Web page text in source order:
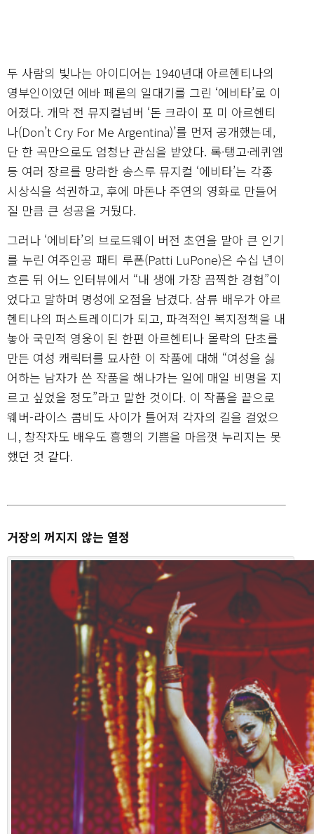
두 사람의 빛나는 아이디어는 1940년대 아르헨티나의
영부인이었던 에바 페론의 일대기를 그린 ‘에비타’로 이
어졌다. 개막 전 뮤지컬넘버 ‘돈 크라이 포 미 아르헨티
나(Don’t Cry For Me Argentina)’를 먼저 공개했는데,
단 한 곡만으로도 엄청난 관심을 받았다. 록·탱고·레퀴엠
등 여러 장르를 망라한 송스루 뮤지컬 ‘에비타’는 각종
시상식을 석권하고, 후에 마돈나 주연의 영화로 만들어
질 만큼 큰 성공을 거뒀다.
그러나 ‘에비타’의 브로드웨이 버전 초연을 맡아 큰 인기
를 누린 여주인공 패티 루폰(Patti LuPone)은 수십 년이
흐른 뒤 어느 인터뷰에서 “내 생애 가장 끔찍한 경험”이
었다고 말하며 명성에 오점을 남겼다. 삼류 배우가 아르
헨티나의 퍼스트레이디가 되고, 파격적인 복지정책을 내
놓아 국민적 영웅이 된 한편 아르헨티나 몰락의 단초를
만든 여성 캐릭터를 묘사한 이 작품에 대해 “여성을 싫
어하는 남자가 쓴 작품을 해나가는 일에 매일 비명을 지
르고 싶었을 정도”라고 말한 것이다. 이 작품을 끝으로
웨버-라이스 콤비도 사이가 틀어져 각자의 길을 걸었으
니, 창작자도 배우도 흥행의 기쁨을 마음껏 누리지는 못
했던 것 같다.
거장의 꺼지지 않는 열정